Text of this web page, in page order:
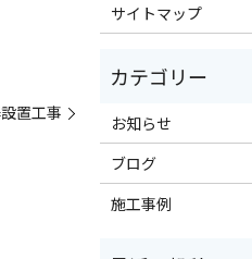
置工事
サイトマップ
お知らせ
ブログ
施工事例